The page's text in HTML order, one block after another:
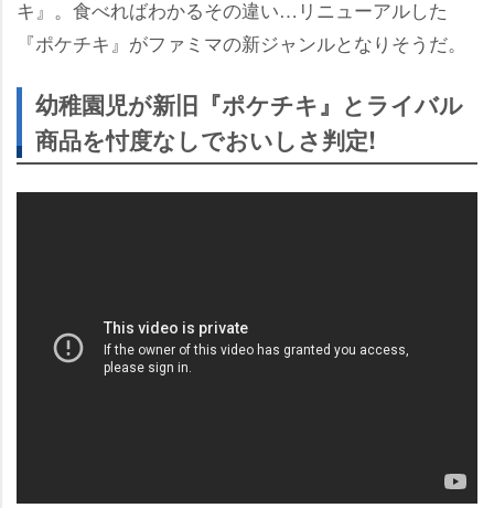
キ』。食べればわかるその違い…リニューアルした
『ポケチキ』がファミマの新ジャンルとなりそうだ。
幼稚園児が新旧『ポケチキ』とライバル
商品を忖度なしでおいしさ判定!